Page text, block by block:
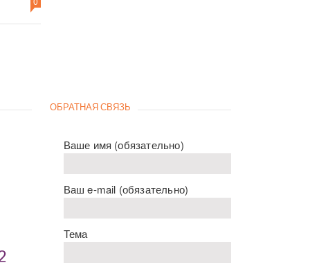
ОБРАТНАЯ СВЯЗЬ
Ваше имя (обязательно)
Ваш e-mail (обязательно)
Тема